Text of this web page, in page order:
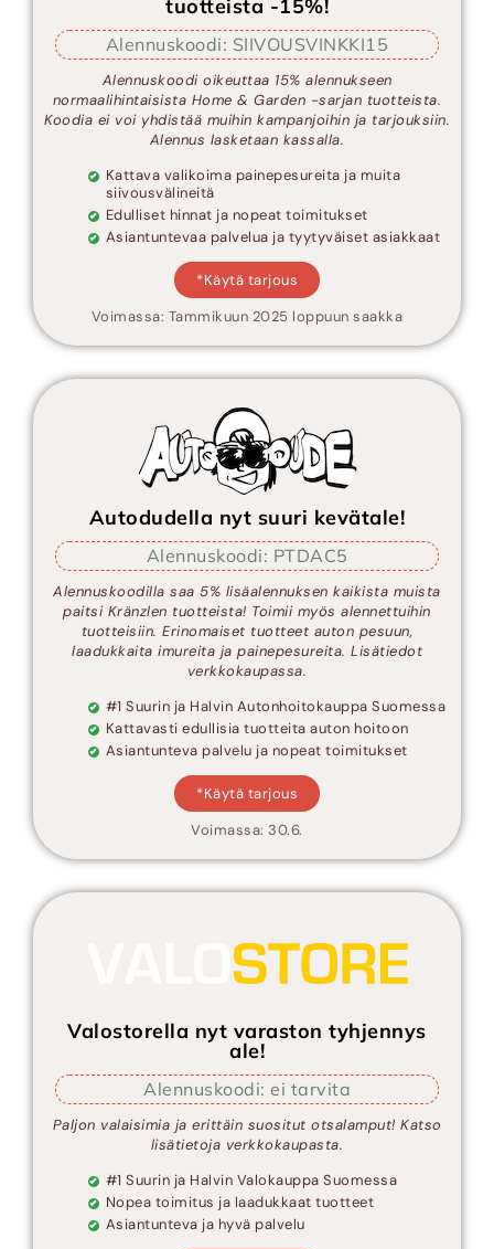
tuotteista -15%!
Alennuskoodi: SIIVOUSVINKKI15
Alennuskoodi oikeuttaa 15% alennukseen
normaalihintaisista Home & Garden -sarjan tuotteista.
Koodia ei voi yhdistää muihin kampanjoihin ja tarjouksiin.
Alennus lasketaan kassalla.
Kattava valikoima painepesureita ja muita
siivousvälineitä
Edulliset hinnat ja nopeat toimitukset
Asiantuntevaa palvelua ja tyytyväiset asiakkaat
*Käytä tarjous
Voimassa: Tammikuun 2025 loppuun saakka
Autodudella nyt suuri kevätale!
Alennuskoodi: PTDAC5
Alennuskoodilla saa 5% lisäalennuksen kaikista muista
paitsi Kränzlen tuotteista! Toimii myös alennettuihin
tuotteisiin. Erinomaiset tuotteet auton pesuun,
laadukkaita imureita ja painepesureita. Lisätiedot
verkkokaupassa.
#1 Suurin ja Halvin Autonhoitokauppa Suomessa
Kattavasti edullisia tuotteita auton hoitoon
Asiantunteva palvelu ja nopeat toimitukset
*Käytä tarjous
Voimassa: 30.6.
Valostorella nyt varaston tyhjennys
ale!
Alennuskoodi: ei tarvita
Paljon valaisimia ja erittäin suositut otsalamput! Katso
lisätietoja verkkokaupasta.
#1 Suurin ja Halvin Valokauppa Suomessa
Nopea toimitus ja laadukkaat tuotteet
Asiantunteva ja hyvä palvelu